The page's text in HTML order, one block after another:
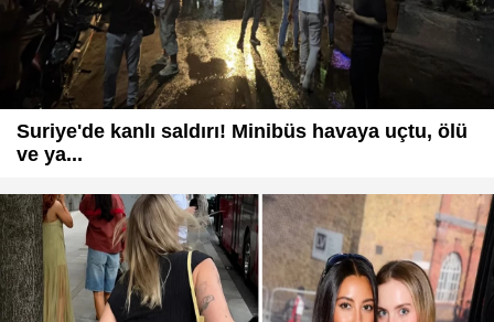
Suriye'de kanlı saldırı! Minibüs havaya uçtu, ölü
ve ya...